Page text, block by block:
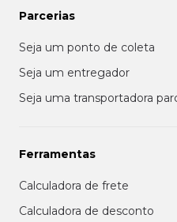
Parcerias
Seja um ponto de coleta
Seja um entregador
Seja uma transportadora
Ferramentas
Calculadora de frete
Calculadora de desconto